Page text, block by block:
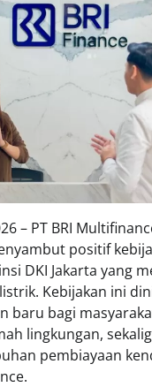
– PT BRI
positif
DKI Jakarta yang
Kebijakan ini
baru bagi
lingkungan,
pembiayaan